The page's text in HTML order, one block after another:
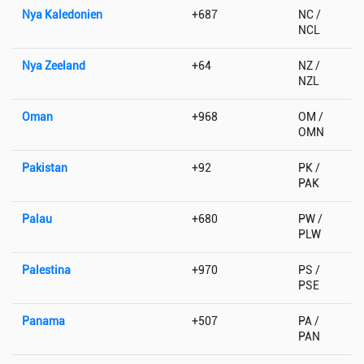
Nya Kaledonien +687
NC /
NCL
Nya Zeeland +64
NZ /
NZL
Oman +968
OM /
OMN
Pakistan +92
PK /
PAK
Palau +680
PW /
PLW
Palestina +970
PS /
PSE
Panama +507
PA /
PAN